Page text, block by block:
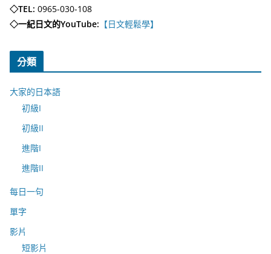
◇TEL: 0965-030-108
◇一紀日文的YouTube: 【日文輕鬆學】
分類
大家的日本語
初級I
初級II
進階I
進階II
每日一句
單字
影片
短影片